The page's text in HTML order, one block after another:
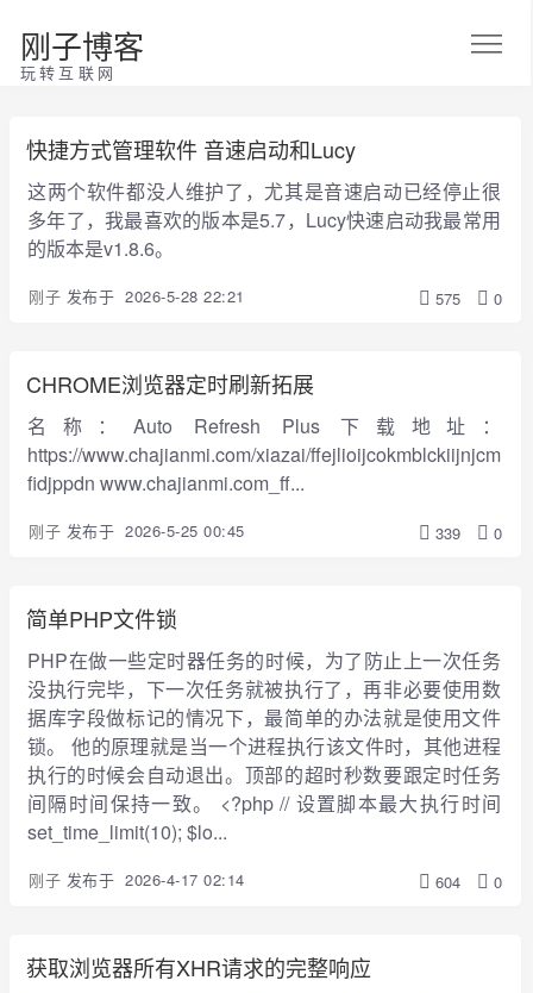
刚子博客
玩转互联网
快捷方式管理软件 音速启动和Lucy
这两个软件都没人维护了，尤其是音速启动已经停止很
多年了，我最喜欢的版本是5.7，Lucy快速启动我最常用
的版本是v1.8.6。
刚子 发布于 2026-5-28 22:21 575 0
CHROME浏览器定时刷新拓展
名称：Auto Refresh Plus 下载地址：
https://www.chajianmi.com/xiazai/ffejlioijcokmblckiijnjcm
fidjppdn www.chajianmi.com_ff...
刚子 发布于 2026-5-25 00:45 339 0
简单PHP文件锁
PHP在做一些定时器任务的时候，为了防止上一次任务
没执行完毕，下一次任务就被执行了，再非必要使用数
据库字段做标记的情况下，最简单的办法就是使用文件
锁。 他的原理就是当一个进程执行该文件时，其他进程
执行的时候会自动退出。顶部的超时秒数要跟定时任务
间隔时间保持一致。 <?php // 设置脚本最大执行时间
set_time_limit(10); $lo...
刚子 发布于 2026-4-17 02:14 604 0
获取浏览器所有XHR请求的完整响应